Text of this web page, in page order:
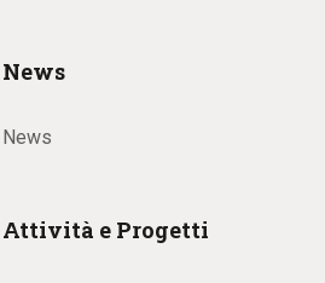
News
News
Attività e Progetti